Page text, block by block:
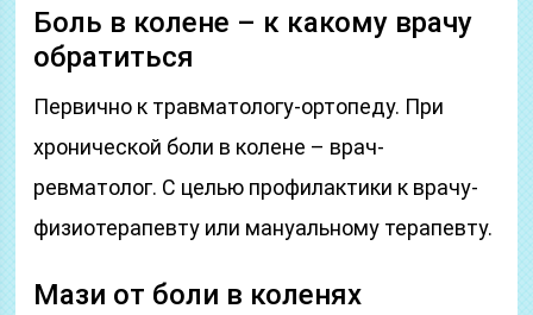
Боль в колене – к какому врачу
обратиться
Первично к травматологу-ортопеду. При
хронической боли в колене – врач-
ревматолог. С целью профилактики к врачу-
физиотерапевту или мануальному терапевту.
Мази от боли в коленях